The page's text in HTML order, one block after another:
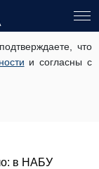
что
и согласны с
суд
средства
в НАБУ